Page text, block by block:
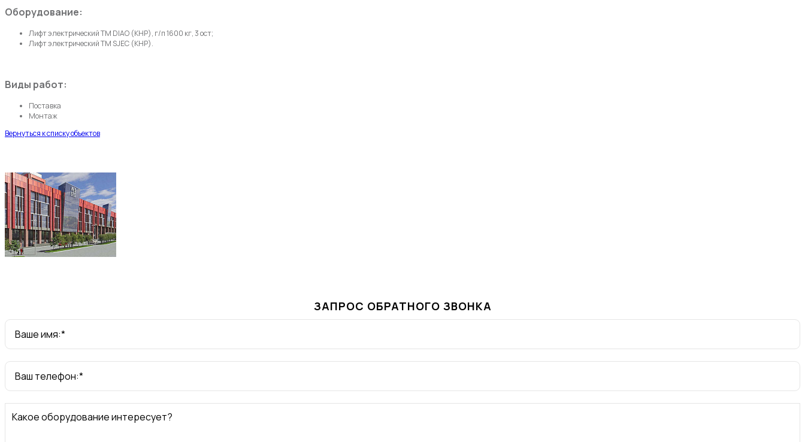
Оборудование:
Лифт электрический ТМ DIAO (КНР), г/п 1600 кг, 3 ост;
Лифт электрический ТМ SJEC (КНР).
Виды работ:
Поставка
Монтаж
Вернуться к списку объектов
ЗАПРОС ОБРАТНОГО ЗВОНКА
Ваше имя:*
Ваш телефон:*
Какое оборудование интересует?